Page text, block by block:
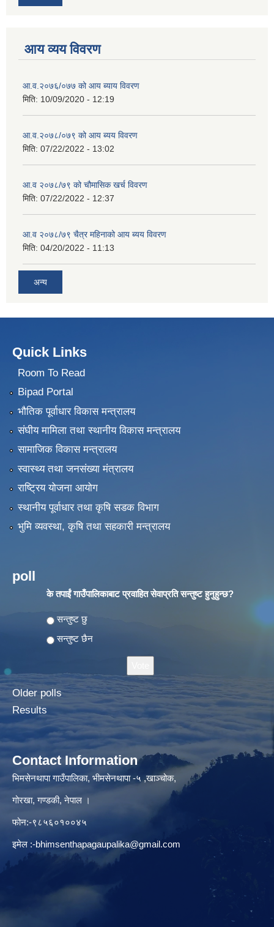
आय व्यय विवरण
आ.व.२०७६/०७७ को आय ब्याय विवरण
मिति: 10/09/2020 - 12:19
आ.व.२०७८/०७९ को आय ब्यय विवरण
मिति: 07/22/2022 - 13:02
आ.व २०७८/७९ को चौमासिक खर्च विवरण
मिति: 07/22/2022 - 12:37
आ.व २०७८/७९ चैत्र महिनाको आय ब्यय विवरण
मिति: 04/20/2022 - 11:13
अन्य
Quick Links
Room To Read
Bipad Portal
भौतिक पूर्वाधार विकास मन्त्रालय
संघीय मामिला तथा स्थानीय विकास मन्त्रालय
सामाजिक विकास मन्त्रालय
स्वास्थ्य तथा जनसंख्या मंत्रालय
राष्ट्रिय योजना आयोग
स्थानीय पूर्वाधार तथा कृषि सडक विभाग
भुमि व्यवस्था, कृषि तथा सहकारी मन्त्रालय
poll
के तपाईं गाउँपालिकाबाट प्रवाहित सेवाप्रति सन्तुष्ट हुनुहुन्छ?
Choices
सन्तुष्ट छु
सन्तुष्ट छैन
Older polls
Results
Contact Information
भिमसेनथापा गाउँपालिका, भीमसेनथापा -५ ,खाञ्चोक,
गोरखा, गण्डकी, नेपाल ।
फोन:-९८५६०१००४५
इमेल :-bhimsenthapagaupalika@gmail.com